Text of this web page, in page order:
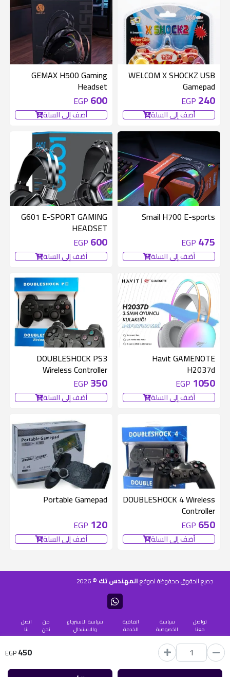
450
EGP
الشركة المصنعة
Utopia
WELCOM X SHOCKZ USB
Gamepad
240
EGP
أضف إلى السلة
GEMAX H500 Gaming
Headset
600
EGP
أضف إلى السلة
Smail H700 E-sports
475
EGP
أضف إلى السلة
G601 E-SPORT GAMING
HEADSET
600
EGP
أضف إلى السلة
Havit GAMENOTE
H2037d
1050
EGP
أضف إلى السلة
DOUBLESHOCK PS3
Wireless Controller
350
EGP
أضف إلى السلة
DOUBLESHOCK 4 Wireless
Controller
650
EGP
أضف إلى السلة
Portable Gamepad
120
EGP
أضف إلى السلة
جميع الحقوق محفوظة لموقعالمهندس تك ©2026
تواصل
معنا
سياسة
الخصوصية
اتفاقية
الخدمة
سياسة الاسترجاع
والاستبدال
من
نحن
اتصل
بنا